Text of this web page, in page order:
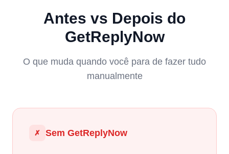
Antes vs Depois do
GetReplyNow
O que muda quando você para de fazer tudo
manualmente
✗ Sem GetReplyNow